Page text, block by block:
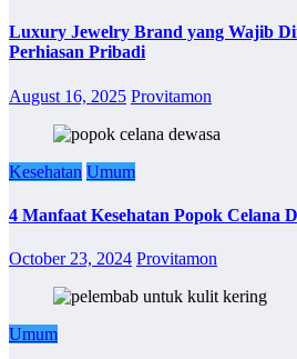
Luxury Jewelry Brand yang Wajib
Perhiasan Pribadi
August 16, 2025 Provitamon
Kesehatan Umum
4 Manfaat Kesehatan Popok Celana
October 23, 2024 Provitamon
Umum